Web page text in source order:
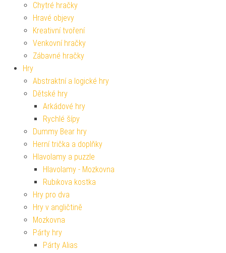
Chytré hračky
Hravé objevy
Kreativní tvoření
Venkovní hračky
Zábavné hračky
Hry
Abstraktní a logické hry
Dětské hry
Arkádové hry
Rychlé šípy
Dummy Bear hry
Herní trička a doplňky
Hlavolamy a puzzle
Hlavolamy - Mozkovna
Rubikova kostka
Hry pro dva
Hry v angličtině
Mozkovna
Párty hry
Párty Alias